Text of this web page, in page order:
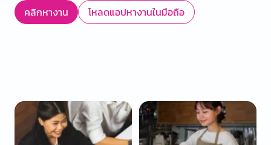
คลิกหางาน โหลดแอปหางานในมือถือ